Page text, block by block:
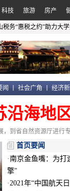
科技 旅游 房产
“惠税之约”助力大学生
闻 社会广角 经济
沿海地
到省自然资源厅进行
首页要闻
·南京金鱼嘴：为打
擎"
·2021年“中国航天